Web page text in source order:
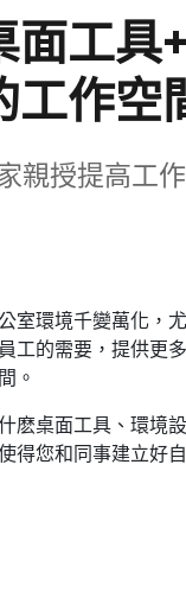
工具
作空
親授提高工
室環境千變萬化，
工的需要，提供更
。
麽桌面工具、環境
得您和同事建立好
最新辦公桌必備桌